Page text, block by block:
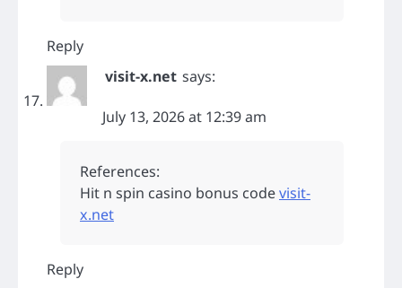
Reply
visit-x.net says:
July 13, 2026 at 12:39 am
References:
Hit n spin casino bonus codevisit-
x.net
Reply